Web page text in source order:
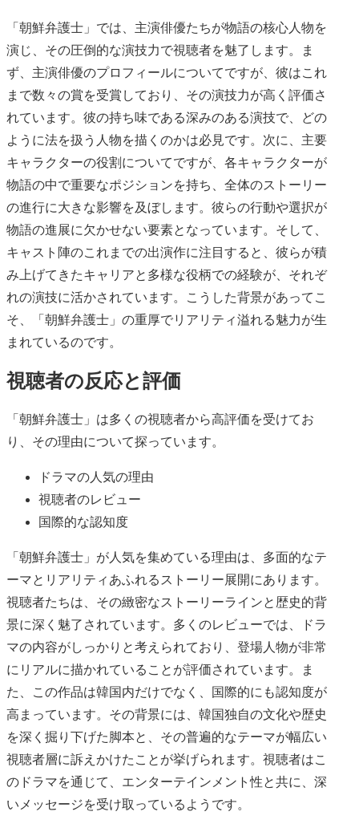
「朝鮮弁護士」では、主演俳優たちが物語の核心人物を
演じ、その圧倒的な演技力で視聴者を魅了します。ま
ず、主演俳優のプロフィールについてですが、彼はこれ
まで数々の賞を受賞しており、その演技力が高く評価さ
れています。彼の持ち味である深みのある演技で、どの
ように法を扱う人物を描くのかは必見です。次に、主要
キャラクターの役割についてですが、各キャラクターが
物語の中で重要なポジションを持ち、全体のストーリー
の進行に大きな影響を及ぼします。彼らの行動や選択が
物語の進展に欠かせない要素となっています。そして、
キャスト陣のこれまでの出演作に注目すると、彼らが積
み上げてきたキャリアと多様な役柄での経験が、それぞ
れの演技に活かされています。こうした背景があってこ
そ、「朝鮮弁護士」の重厚でリアリティ溢れる魅力が生
まれているのです。
視聴者の反応と評価
「朝鮮弁護士」は多くの視聴者から高評価を受けてお
り、その理由について探っています。
ドラマの人気の理由
視聴者のレビュー
国際的な認知度
「朝鮮弁護士」が人気を集めている理由は、多面的なテ
ーマとリアリティあふれるストーリー展開にあります。
視聴者たちは、その緻密なストーリーラインと歴史的背
景に深く魅了されています。多くのレビューでは、ドラ
マの内容がしっかりと考えられており、登場人物が非常
にリアルに描かれていることが評価されています。ま
た、この作品は韓国内だけでなく、国際的にも認知度が
高まっています。その背景には、韓国独自の文化や歴史
を深く掘り下げた脚本と、その普遍的なテーマが幅広い
視聴者層に訴えかけたことが挙げられます。視聴者はこ
のドラマを通じて、エンターテインメント性と共に、深
いメッセージを受け取っているようです。